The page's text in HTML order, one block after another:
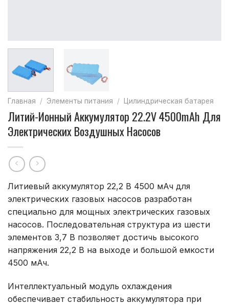
Главная / Элементы питания / Цилиндрическая батарея
Литий-Ионный Аккумулятор 22.2V 4500mAh Для
Электрических Воздушных Насосов
Литиевый аккумулятор 22,2 В 4500 мАч для
электрических газовых насосов разработан
специально для мощных электрических газовых
насосов. Последовательная структура из шести
элементов 3,7 В позволяет достичь высокого
напряжения 22,2 В на выходе и большой емкости
4500 мАч.
Интеллектуальный модуль охлаждения
обеспечивает стабильность аккумулятора при